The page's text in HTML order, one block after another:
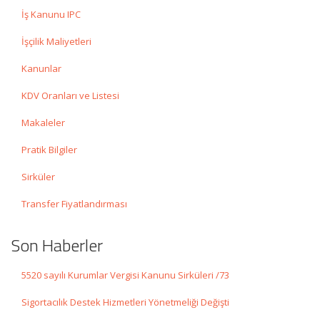
İş Kanunu IPC
İşçilik Maliyetleri
Kanunlar
KDV Oranları ve Listesi
Makaleler
Pratik Bilgiler
Sirküler
Transfer Fiyatlandırması
Son Haberler
5520 sayılı Kurumlar Vergisi Kanunu Sirküleri /73
Sigortacılık Destek Hizmetleri Yönetmeliği Değişti